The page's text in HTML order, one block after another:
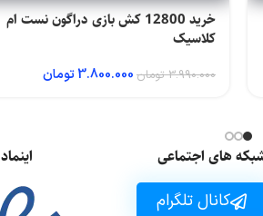
خرید 12800 کش بازی دراگون نست ام
کلاسیک
3.990.000 تومان 3.800.000تومان
های اجتماعی
کانال تلگرام
اینماد